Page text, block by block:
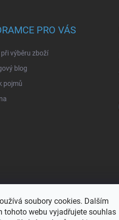
soubory cookies. Dalším
tohoto webu vyjadřujete souhlas
PRO VÁS
výběru zboží
blog
pojmů